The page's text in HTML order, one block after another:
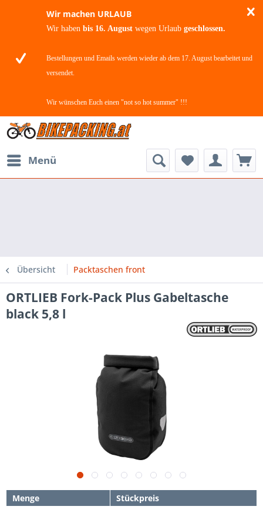
Wir machen URLAUB
Wir haben bis 16. August wegen Urlaub geschlossen.
Bestellungen und Emails werden wieder ab dem 17. August bearbeitet und
versendet.
Wir wünschen Euch einen "not so hot summer" !!!
Menü
Übersicht Packtaschen front
ORTLIEB Fork-Pack Plus Gabeltasche
black 5,8 l
Menge
Stückpreis